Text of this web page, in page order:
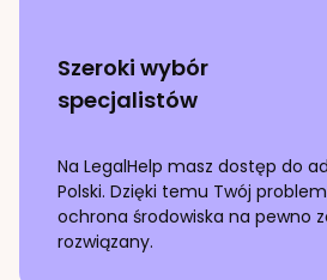
Szeroki wybór
specjalistów
Na LegalHelp masz dostęp do
Polski. Dzięki temu Twój
ochrona środowiska na pewno
rozwiązany.